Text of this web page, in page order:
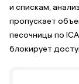
и спискам,
пропускает
песочницы по
блокирует